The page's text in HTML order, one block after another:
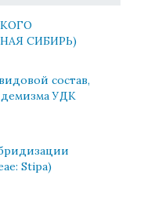
СИБИРЬ)
состав,
УДК
Stipa)